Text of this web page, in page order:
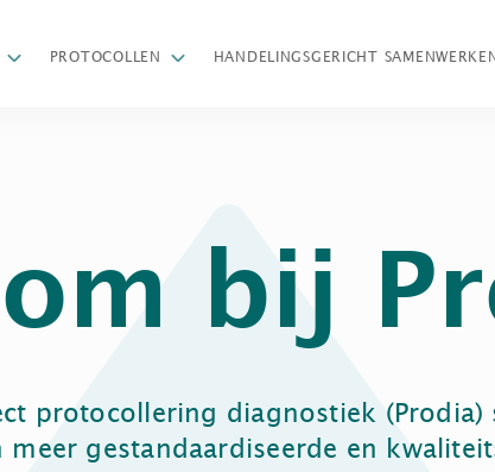
PROTOCOLLEN HANDELINGSGERICHT
bij
protocollering diagnostiek (Prodia)
meer gestandaardiseerde en